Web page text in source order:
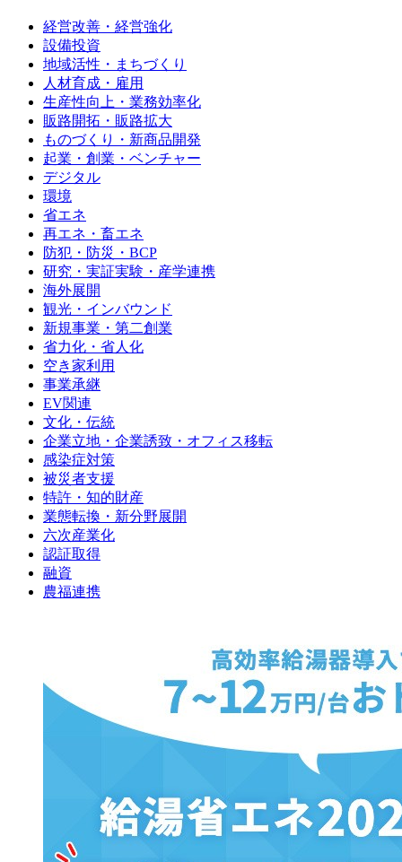
経営改善・経営強化
設備投資
地域活性・まちづくり
人材育成・雇用
生産性向上・業務効率化
販路開拓・販路拡大
ものづくり・新商品開発
起業・創業・ベンチャー
デジタル
環境
省エネ
再エネ・畜エネ
防犯・防災・BCP
研究・実証実験・産学連携
海外展開
観光・インバウンド
新規事業・第二創業
省力化・省人化
空き家利用
事業承継
EV関連
文化・伝統
企業立地・企業誘致・オフィス移転
感染症対策
被災者支援
特許・知的財産
業態転換・新分野展開
六次産業化
認証取得
融資
農福連携